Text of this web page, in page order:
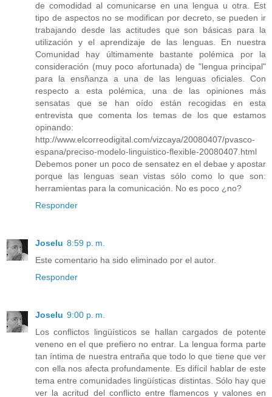
de comodidad al comunicarse en una lengua u otra. Est
tipo de aspectos no se modifican por decreto, se pueden ir
trabajando desde las actitudes que son básicas para la
utilización y el aprendizaje de las lenguas. En nuestra
Comunidad hay últimamente bastante polémica por la
consideración (muy poco afortunada) de "lengua principal"
para la ensñanza a una de las lenguas oficiales. Con
respecto a esta polémica, una de las opiniones más
sensatas que se han oído están recogidas en esta
entrevista que comenta los temas de los que estamos
opinando:
http://www.elcorreodigital.com/vizcaya/20080407/pvasco-
espana/preciso-modelo-linguistico-flexible-20080407.html
Debemos poner un poco de sensatez en el debae y apostar
porque las lenguas sean vistas sólo como lo que son:
herramientas para la comunicación. No es poco ¿no?
Responder
Joselu 8:59 p. m.
Este comentario ha sido eliminado por el autor.
Responder
Joselu 9:00 p. m.
Los conflictos lingüísticos se hallan cargados de potente
veneno en el que prefiero no entrar. La lengua forma parte
tan íntima de nuestra entraña que todo lo que tiene que ver
con ella nos afecta profundamente. Es difícil hablar de este
tema entre comunidades lingüísticas distintas. Sólo hay que
ver la acritud del conflicto entre flamencos y valones en